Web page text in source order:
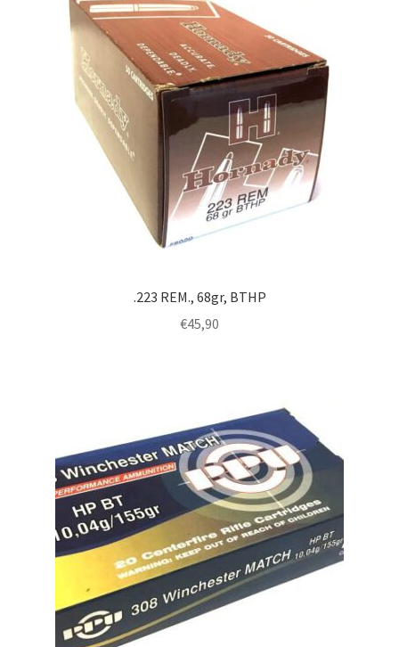
.223 REM., 68gr, BTHP
€45,90